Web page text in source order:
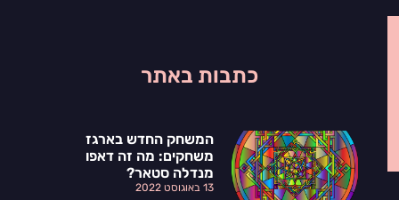
כתבות באתר
המשחק החדש בארגז
משחקים: מה זה דאפו
מנדלה סטאר?
13 באוגוסט 2022